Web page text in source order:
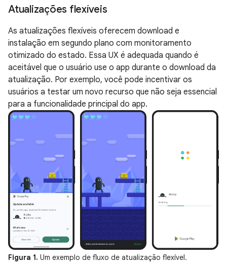
Atualizações flexíveis
As atualizações flexíveis oferecem download e
instalação em segundo plano com monitoramento
otimizado do estado. Essa UX é adequada quando é
aceitável que o usuário use o app durante o download da
atualização. Por exemplo, você pode incentivar os
usuários a testar um novo recurso que não seja essencial
para a funcionalidade principal do app.
Figura 1. Um exemplo de fluxo de atualização flexível.